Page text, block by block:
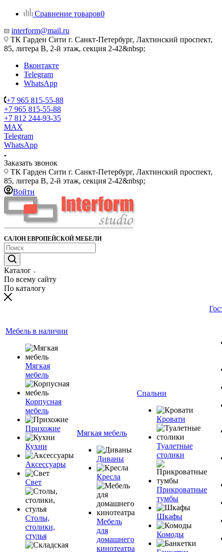
Сравнение товаров0
interform@mail.ru
ТК Гарден Сити г. Санкт-Петербург, Лахтинский проспект,
85, литера В, 2-й этаж, секция 2-42&nbsp;
Вконтакте
Telegram
WhatsApp
+7 965 815-55-88
+7 965 815-55-88
+7 812 244-93-35
MAX
Telegram
WhatsApp
Заказать звонок
ТК Гарден Сити г. Санкт-Петербург, Лахтинский проспект,
85, литера В, 2-й этаж, секция 2-42&nbsp;
Войти
САЛОН ЕВРОПЕЙСКОЙ МЕБЕЛИ
Каталог
По всему сайту
По каталогу
Мебель в наличии
Мягкая
мебель
Корпусная
мебель
Прихожие
Кухни
Аксессуары
Свет
Столы,
столики,
стулья
Мягкая мебель
Диваны
Кресла
Мебель
для
домашнего
кинотеатра
Спальни
Кровати
Туалетные
столики
Прикроватные
тумбы
Шкафы
Комоды